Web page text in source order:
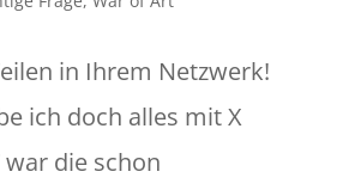
in Ihrem Netzwerk!
ich doch alles mit X
war die schon